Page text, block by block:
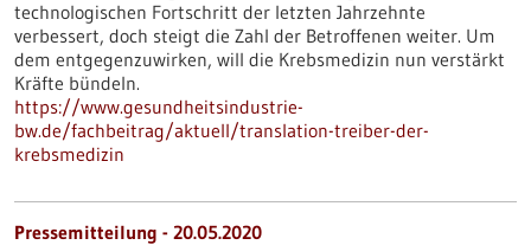
technologischen Fortschritt der letzten Jahrzehnte
verbessert, doch steigt die Zahl der Betroffenen weiter. Um
dem entgegenzuwirken, will die Krebsmedizin nun verstärkt
Kräfte bündeln.
https://www.gesundheitsindustrie-
bw.de/fachbeitrag/aktuell/translation-treiber-der-
krebsmedizin
Pressemitteilung - 20.05.2020